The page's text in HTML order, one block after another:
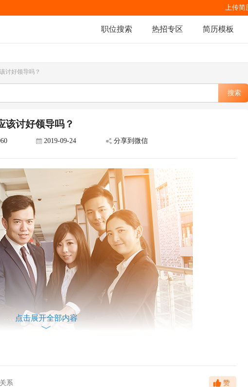
上传简
职位搜索 热招专区 简历模板
讨好领导吗？
搜索
该讨好领导吗？
2019-09-24 分享到微信
贩卖情怀的“世界那么大，我想去看看”，到霸气侧漏的“30年180万，我两
点击展开全部内容
系 赞